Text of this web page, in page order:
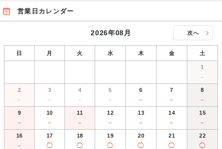
営業日カレンダー
2026年08月 次へ
日 月 火 水 木 金 土
1
－
2
－
3
－
4
－
5
－
6
－
7
－
8
－
9
－
10
－
11
－
12
－
13
－
14
－
15
－
16
－
17
◯
18
◯
19
◯
20
◯
21
◯
22
◯